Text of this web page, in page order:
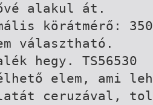
alakul át.
körátmérő:
választható.
hegy. TS56530
elem, ami
ceruzával,